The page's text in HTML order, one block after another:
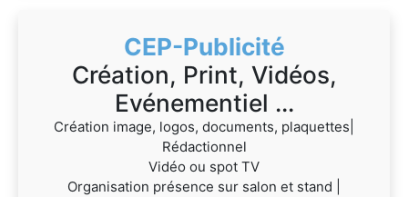
CEP-Publicité
Création, Print, Vidéos,
Evénementiel ...
Création image, logos, documents, plaquettes|
Rédactionnel
Vidéo ou spot TV
Organisation présence sur salon et stand |